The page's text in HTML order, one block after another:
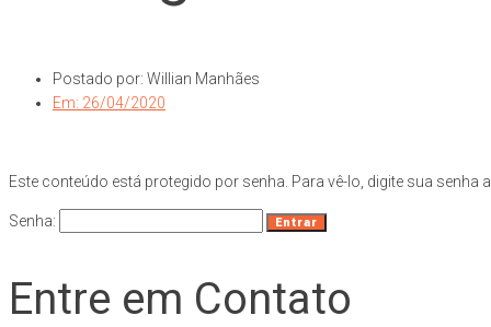
Postado por: Willian Manhães
Em: 26/04/2020
Este conteúdo está protegido por senha. Para vê-lo, digite sua senha
Senha:
Entre em Contato